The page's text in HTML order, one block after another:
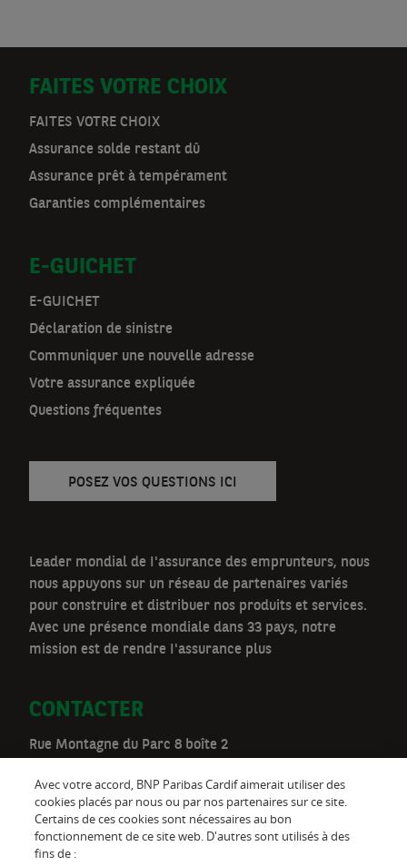
D
o
o
r
a
t
n
a
v
FAITES VOTRE CHOIX
FAITES VOTRE CHOIX
Assurance solde restant dû
Assurance prêt à tempérament
Garanties complémentaires
E-GUICHET
E-GUICHET
Déclaration de sinistre
Communiquer une nouvelle adresse
Votre assurance expliquée
Questions fréquentes
POSEZ VOS QUESTIONS ICI
Leader mondial de I'assurance des emprunteurs, nous
nous appuyons sur un réseau de partenaires variés
pour construire et distribuer nos produits et services.
Avec une présence mondiale dans 33 pays, notre
mission est de rendre I'assurance plus
CONTACTER
Rue Montagne du Parc 8 boîte 2
Téléphone:02 528 00 03
be.customer@cardif.be
Avec votre accord, BNP Paribas Cardif aimerait utiliser des
cookies placés par nous ou par nos partenaires sur ce site.
Certains de ces cookies sont nécessaires au bon
fonctionnement de ce site web. D'autres sont utilisés à des
fins de :